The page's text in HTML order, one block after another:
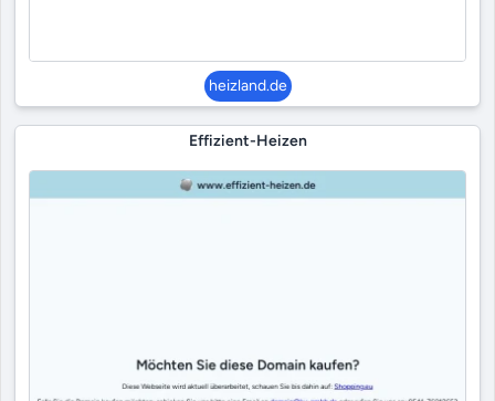
heizland.de
Effizient-Heizen